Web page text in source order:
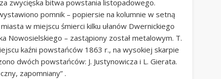
zwycięska bitwa powstania listopadowego.
pomnik – popiersie na kolumnie w setną
w miejscu śmierci kilku ułanów Dwernickiego
Nowosielskiego – zastąpiony został metalowym. T.
kaźni powstańców 1863 r., na wysokiej skarpie
dwóch powstańców: J. Justynowicza i L. Gierata.
zapomniany” .